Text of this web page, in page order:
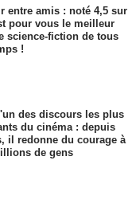
entre amis : noté 4,5 sur
pour vous le meilleur
science-fiction de tous
!
des discours les plus
du cinéma : depuis
il redonne du courage à
de gens